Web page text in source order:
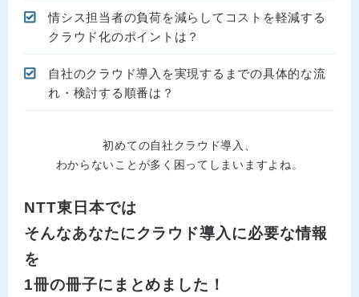
情シス担当者の負荷を減らしてコストを軽減する
クラウド化のポイントは？
自社のクラウド導入を実現するまでの具体的な流
れ・検討する順番は？
初めての自社クラウド導入、
わからないことが多く困ってしまいますよね。
NTT東日本では
そんなあなたにクラウド導入に必要な情報
を
1冊の冊子にまとめました！